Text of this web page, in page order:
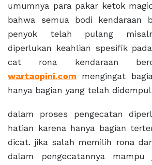
umumnya para pakar ketok
bahwa semua bodi kendaraan
penyok telah pulang
diperlukan keahlian spesifik
cat rona kendaraan
wartaopini.com mengingat
hanya bagian yang telah didempul
dalam proses pengecatan
hatian karena hanya bagian
dicat. jika salah memilih rona
dalam pengecatannya